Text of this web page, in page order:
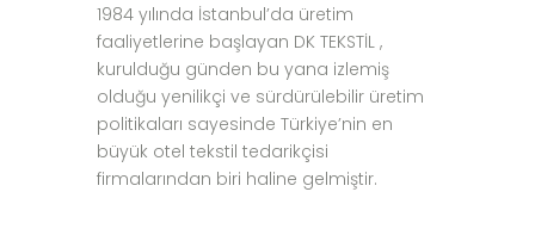
1984 yılında İstanbul’da üretim
faaliyetlerine başlayan DK TEKSTİL ,
kurulduğu günden bu yana izlemiş
olduğu yenilikçi ve sürdürülebilir üretim
politikaları sayesinde Türkiye’nin en
büyük otel tekstil tedarikçisi
firmalarından biri haline gelmiştir.